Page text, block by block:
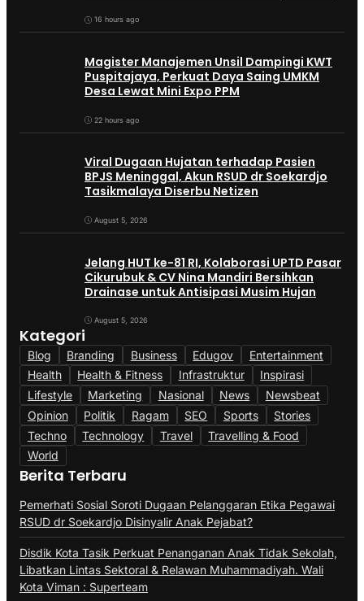
16 hours ago
Magister Manajemen Unsil Dampingi KWT
Puspitajaya, Perkuat Daya Saing UMKM
Desa Lewat Mini Expo PPM
22 hours ago
Viral Dugaan Hujatan terhadap Pasien
BPJS Meninggal, Akun RSUD dr Soekardjo
Tasikmalaya Diserbu Netizen
August 5, 2026
Jelang HUT ke-81 RI, Kolaborasi UPTD Pasar
Cikurubuk & CV Nina Mandiri Bersihkan
Drainase untuk Antisipasi Musim Hujan
August 5, 2026
Kategori
Blog Branding Business Edugov
Entertainment
Health
Health & Fitness Infrastruktur
Inspirasi
Lifestyle
Marketing Nasional News
Newsbeat
Opinion
Politik Ragam SEO Sports
Stories
Techno
Technology Travel
Travelling & Food
World
Berita Terbaru
Pemerhati Sosial Soroti Dugaan Pelanggaran Etika Pegawai
RSUD dr Soekardjo Disinyalir Anak Pejabat?
Disdik Kota Tasik Perkuat Penanganan Anak Tidak Sekolah,
Libatkan Lintas Sektoral & Relawan Muhammadiyah. Wali
Kota Viman : Superteam